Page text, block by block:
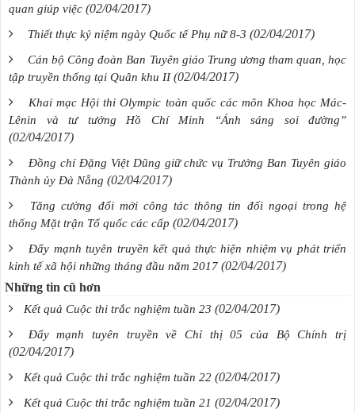
quan giúp việc (02/04/2017)
Thiết thực kỷ niệm ngày Quốc tế Phụ nữ 8-3 (02/04/2017)
Cán bộ Công đoàn Ban Tuyên giáo Trung ương tham quan, học
tập truyền thống tại Quân khu II (02/04/2017)
Khai mạc Hội thi Olympic toàn quốc các môn Khoa học Mác-
Lênin và tư tưởng Hồ Chí Minh “Ánh sáng soi đường”
(02/04/2017)
Đồng chí Đặng Việt Dũng giữ chức vụ Trưởng Ban Tuyên giáo
Thành ủy Đà Nẵng (02/04/2017)
Tăng cường đổi mới công tác thông tin đối ngoại trong hệ
thống Mặt trận Tổ quốc các cấp (02/04/2017)
Đẩy mạnh tuyên truyền kết quả thực hiện nhiệm vụ phát triển
kinh tế xã hội những tháng đầu năm 2017 (02/04/2017)
Những tin cũ hơn
Kết quả Cuộc thi trắc nghiệm tuần 23 (02/04/2017)
Đẩy mạnh tuyên truyền về Chỉ thị 05 của Bộ Chính trị
(02/04/2017)
Kết quả Cuộc thi trắc nghiệm tuần 22 (02/04/2017)
Kết quả Cuộc thi trắc nghiệm tuần 21 (02/04/2017)